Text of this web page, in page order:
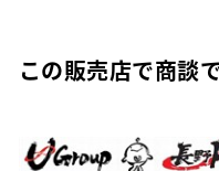
この販売店で商談